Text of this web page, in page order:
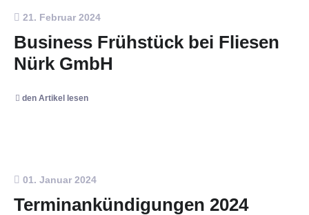
21. Februar 2024
Business Frühstück bei Fliesen
Nürk GmbH
den Artikel lesen
01. Januar 2024
Terminankündigungen 2024